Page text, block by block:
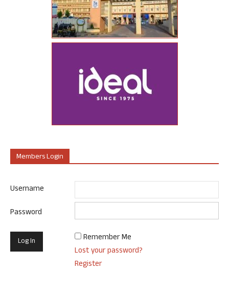
Members Login
Username
Password
Remember Me
Lost your password?
Register